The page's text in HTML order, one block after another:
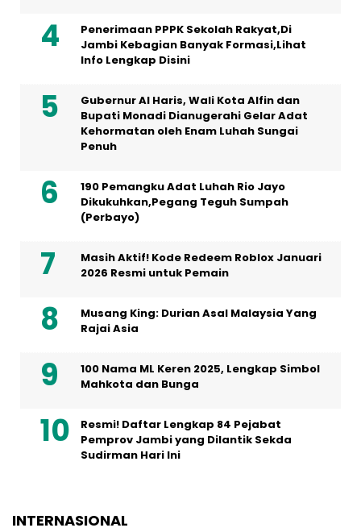
Penerimaan PPPK Sekolah Rakyat,Di
Jambi Kebagian Banyak Formasi,Lihat
Info Lengkap Disini
Gubernur Al Haris, Wali Kota Alfin dan
Bupati Monadi Dianugerahi Gelar Adat
Kehormatan oleh Enam Luhah Sungai
Penuh
190 Pemangku Adat Luhah Rio Jayo
Dikukuhkan,Pegang Teguh Sumpah
(Perbayo)
Masih Aktif! Kode Redeem Roblox Januari
2026 Resmi untuk Pemain
Musang King: Durian Asal Malaysia Yang
Rajai Asia
100 Nama ML Keren 2025, Lengkap Simbol
Mahkota dan Bunga
Resmi! Daftar Lengkap 84 Pejabat
Pemprov Jambi yang Dilantik Sekda
Sudirman Hari Ini
INTERNASIONAL